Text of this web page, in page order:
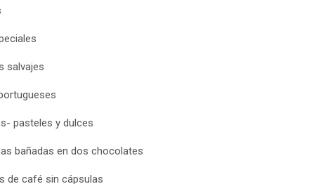
salvajes
pasteles y dulces
bañadas en dos chocolates
de café sin cápsulas